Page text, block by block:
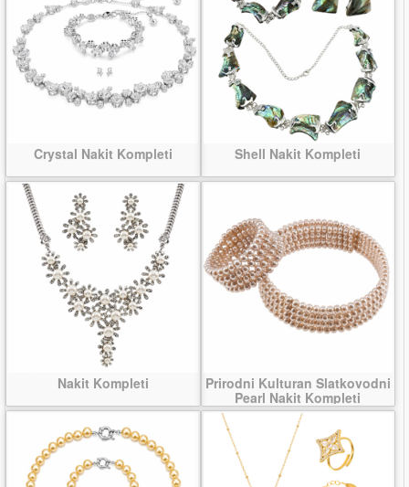
Crystal Nakit Kompleti Shell Nakit Kompleti
Nakit Kompleti
Prirodni Kulturan Slatkovodni
Pearl Nakit Kompleti